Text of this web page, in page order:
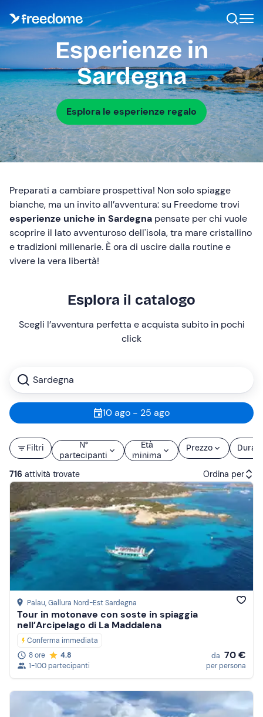
Esperienze in
Sardegna
Esplora le esperienze regalo
Preparati a cambiare prospettiva! Non solo spiagge
bianche, ma un invito all’avventura: su Freedome trovi
esperienze uniche in Sardegna pensate per chi vuole
scoprire il lato avventuroso dell'isola, tra mare cristallino
e tradizioni millenarie. È ora di uscire dalla routine e
vivere la vera libertà!
Esplora il catalogo
Scegli l’avventura perfetta e acquista subito in pochi
click
Sardegna
10 ago - 25 ago
Filtri
N°
partecipanti
Età
minima
Prezzo Durata
716 attività trovate Ordina per
Attività consigliate
Recensioni
Prezzo (crescente)
Palau, Gallura Nord-Est Sardegna
Tour in motonave con soste in spiaggia
nell’Arcipelago di La Maddalena
Conferma immediata
8 ore
4.8
1-100 partecipanti
da 70 €
per persona